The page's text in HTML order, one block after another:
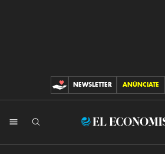
CONTRIBUCIONES
NEWSLETTER ANÚNCIATE
El